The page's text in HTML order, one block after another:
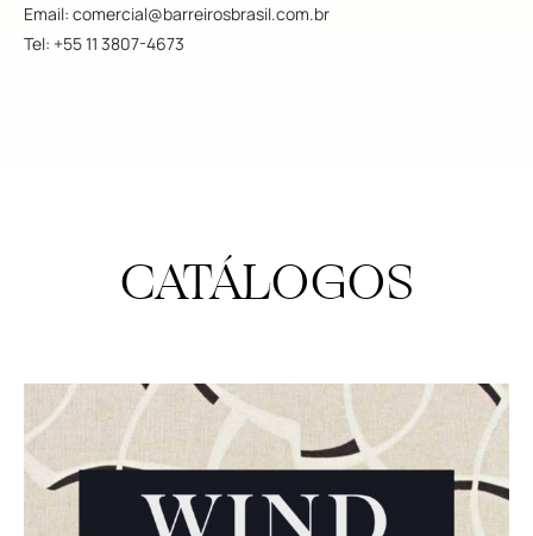
Email: comercial@barreirosbrasil.com.br
Tel: +55 11 3807-4673
CATÁLOGOS